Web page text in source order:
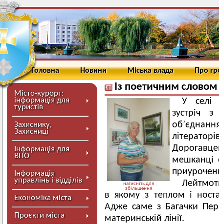
Головна Новини Міська влада Про
Місто-курорт:
інформація для
туристів
Захиснику,
Захисниці
Інформація для
ВПО
Інформація
управлінь і відділів
Економіка міста
Проєкти міста
Із поетичним словом
натисніть для
збільшення
У селі
зустріч
мешканці
в якому з теплом і
Адже саме з Багачки
материнській лінії.